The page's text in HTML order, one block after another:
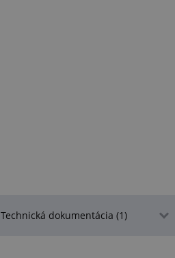
Technická dokumentácia (1)